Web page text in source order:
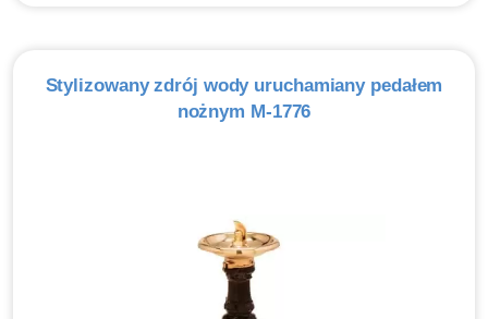
Stylizowany zdrój wody uruchamiany pedałem
nożnym M-1776